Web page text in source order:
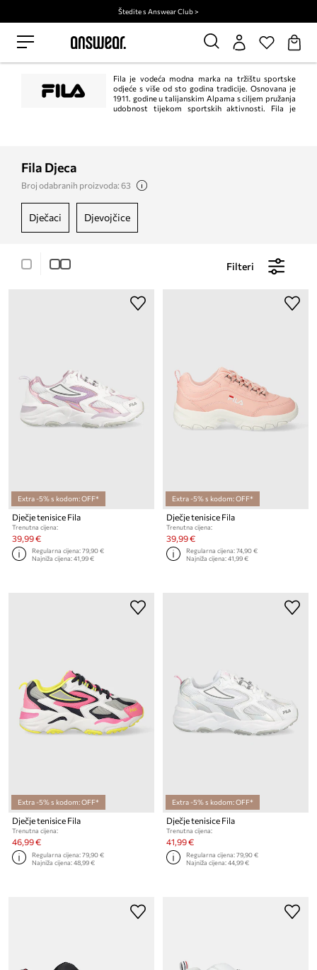
Štedite s Answear Club >
Fila je vodeća modna marka na tržištu sportske
odjeće s više od sto godina tradicije. Osnovana je
1911. godine u talijanskim Alpama s ciljem pružanja
udobnost tijekom sportskih aktivnosti. Fila je
Fila Djeca
Broj odabranih proizvoda: 63
dječaci djevojčice
Filteri
Extra -5% s kodom: OFF*
Dječje tenisice Fila
Trenutna cijena:
39,99 €
Regularna cijena:79,90 €
Najniža cijena:41,99 €
Extra -5% s kodom: OFF*
Dječje tenisice Fila
Trenutna cijena:
39,99 €
Regularna cijena:74,90 €
Najniža cijena:41,99 €
Extra -5% s kodom: OFF*
Dječje tenisice Fila
Trenutna cijena:
46,99 €
Regularna cijena:79,90 €
Najniža cijena:48,99 €
Extra -5% s kodom: OFF*
Dječje tenisice Fila
Trenutna cijena:
41,99 €
Regularna cijena:79,90 €
Najniža cijena:44,99 €